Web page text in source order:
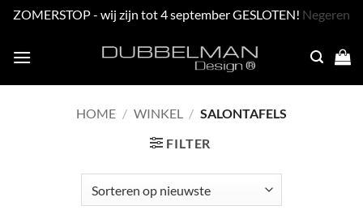
ZOMERSTOP - wij zijn tot 4 september GESLOTEN! Negeren
HOME / WINKEL / SALONTAFELS
FILTER